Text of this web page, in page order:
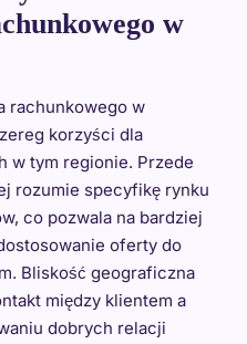
w
rachunkowego w
korzyści dla
w tym regionie. Przede
rozumie specyfikę rynku
co pozwala na bardziej
oferty do
Bliskość geograficzna
między klientem a
dobrych relacji